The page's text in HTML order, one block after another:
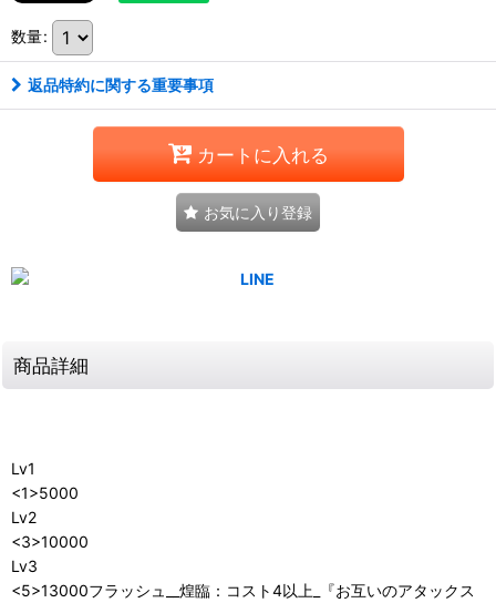
数量:
返品特約に関する重要事項
カートに入れる
お気に入り登録
商品詳細
Lv1
<1>5000
Lv2
<3>10000
Lv3
<5>13000フラッシュ__煌臨：コスト4以上_『お互いのアタックス